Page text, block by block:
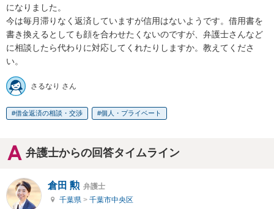
になりました。
今は毎月滞りなく返済していますが信用はないようです。借用書を
書き換えるとしても顔を合わせたくないのですが、弁護士さんなど
に相談したら代わりに対応してくれたりしますか。教えてくださ
い。
さるなり さん
借金返済の相談・交渉 個人・プライベート
弁護士からの回答タイムライン
倉田 勲 弁護士
千葉県 > 千葉市中央区